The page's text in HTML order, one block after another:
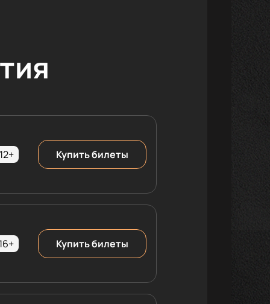
Купить билеты
Купить билеты